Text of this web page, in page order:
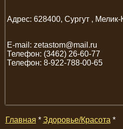
Адрес: 628400, Сургут ,
E-mail: zetastom@mail.ru
Телефон: (3462) 26-60-77
Телефон: 8-922-788-00-65
Главная * Здоровье/Красота *